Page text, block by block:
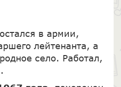
в армии,
лейтенанта, а
село. Работал,